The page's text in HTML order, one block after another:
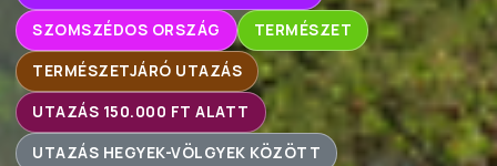
SZOMSZÉDOS ORSZÁG TERMÉSZET
TERMÉSZETJÁRÓ UTAZÁS
UTAZÁS 150.000 FT ALATT
UTAZÁS HEGYEK-VÖLGYEK KÖZÖTT